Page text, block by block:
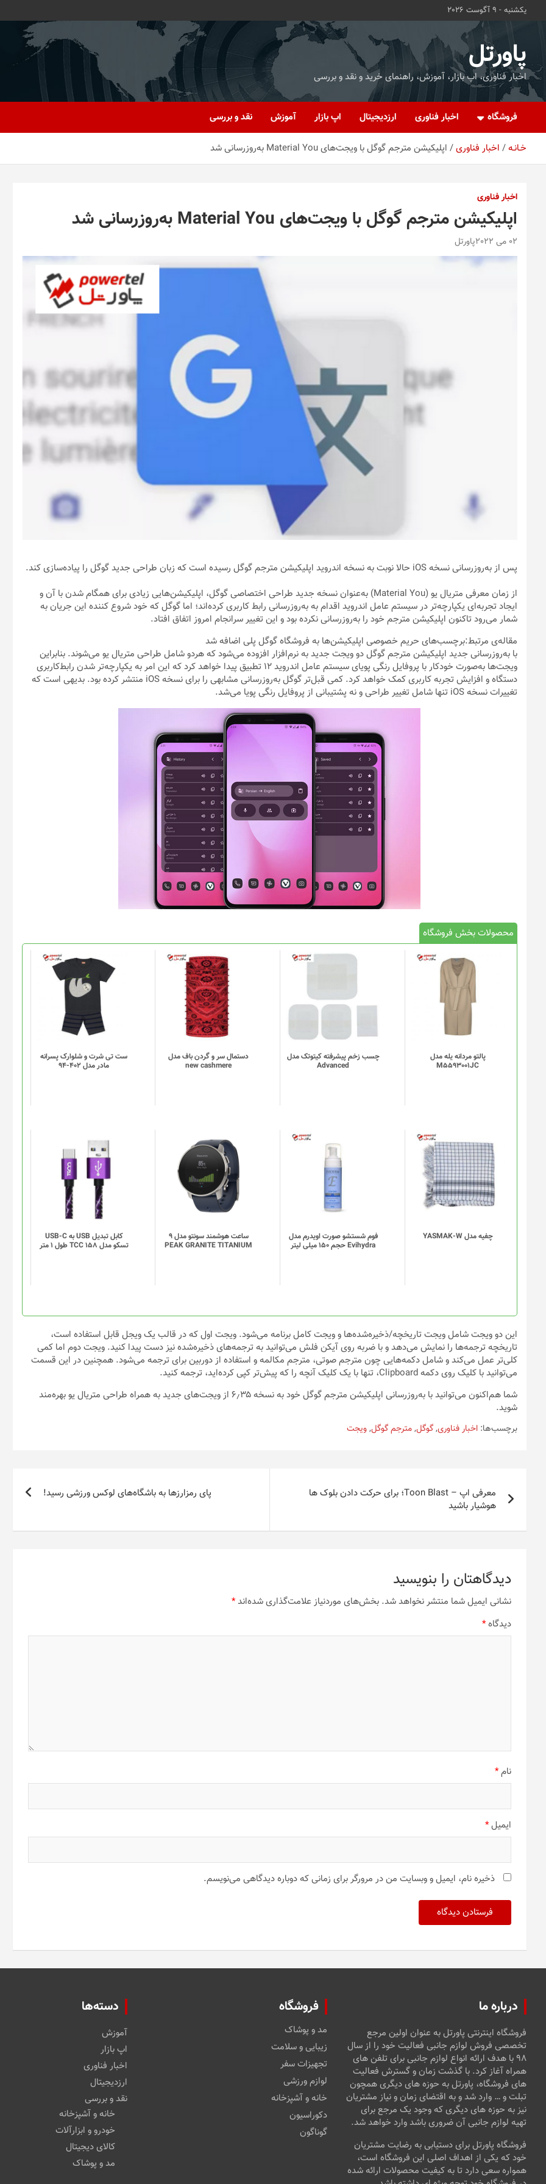
یکشنبه - 9 آگوست 2026
پاورتل
اخبار فناوری، اپ بازار، آموزش، راهنمای خرید و نقد و بررسی
فروشگاه اخبار فناوری ارزدیجیتال اپ بازار آموزش نقد و بررسی
خـانـه اخبار فناوری اپلیکیشن مترجم گوگل با ویجت‌های Material You به‌روزرسانی شد
اخبار فناوری
اپلیکیشن مترجم گوگل با ویجت‌های Material You به‌روزرسانی شد
02 می 2022 پاورتل
پس از به‌روزرسانی نسخه iOS حالا نوبت به نسخه اندروید اپلیکیشن مترجم گوگل رسیده است که زبان طراحی جدید گوگل را پیاده‌سازی کند.
از زمان معرفی متریال یو (Material You) به‌عنوان نسخه جدید طراحی اختصاصی گوگل، اپلیکیشن‌هایی زیادی برای همگام شدن با آن و
ایجاد تجربه‌ای یکپارچه‌تر در سیستم عامل اندروید اقدام به به‌روزرسانی رابط کاربری کرده‌اند؛ اما گوگل که خود شروع کننده این جریان به
شمار می‌رود تاکنون اپلیکیشن مترجم خود را به‌روزرسانی نکرده بود و این تغییر سرانجام امروز اتفاق افتاد.
مقاله‌ی مرتبط:برچسب‌های حریم خصوصی اپلیکیشن‌ها به فروشگاه گوگل پلی اضافه شد
با به‌روزرسانی جدید اپلیکیشن مترجم گوگل دو ویجت جدید به نرم‌افزار افزوده می‌شود که هردو شامل طراحی متریال یو می‌شوند. بنابراین
ویجت‌ها به‌صورت خودکار با پروفایل رنگی پویای سیستم عامل اندروید ۱۲ تطبیق پیدا خواهد کرد که این امر به یکپارچه‌تر شدن رابط‌کاربری
دستگاه و افزایش تجربه کاربری کمک خواهد کرد. کمی قبل‌تر گوگل به‌روزرسانی مشابهی را برای نسخه iOS منتشر کرده بود. بدیهی است که
تغییرات نسخه iOS تنها شامل تغییر طراحی و نه پشتیبانی از پروفایل رنگی پویا می‌شد.
محصولات بخش فروشگاه
پالتو مردانه یله مدل
M5593001JC
چسب زخم پیشرفته کیتوتک مدل
Advanced
دستمال سر و گردن باف مدل
new cashmere
ست تی شرت و شلوارک پسرانه
مادر مدل 402-94
چفیه مدل YASMAK-W
فوم شستشو صورت اویدرم مدل
Evihydra حجم 150 میلی لیتر
ساعت هوشمند سونتو مدل 9
PEAK GRANITE TITANIUM
این
محصول
دارای
انواع
مختلفی
می
گزینه
ها
محصول
شوند
کابل تبدیل USB به USB-C
تسکو مدل TCC 158 طول 1 متر
این دو ویجت شامل ویجت تاریخچه/ذخیره‌شده‌ها و ویجت کامل برنامه می‌شود. ویجت اول که در قالب یک ویجل قابل استفاده است،
تاریخچه ترجمه‌ها را نمایش می‌دهد و با ضربه روی آیکن فلش می‌توانید به ترجمه‌های ذخیره‌شده نیز دست پیدا کنید. ویجت دوم اما کمی
کلی‌تر عمل می‌کند و شامل دکمه‌هایی چون مترجم صوتی، مترجم مکالمه و استفاده از دوربین برای ترجمه می‌شود. همچنین در این قسمت
می‌توانید با کلیک روی دکمه Clipboard، تنها با یک کلیک آنچه را که پیش‌تر کپی کرده‌اید، ترجمه کنید.
شما هم‌اکنون می‌توانید با به‌روزرسانی اپلیکیشن مترجم گوگل خود به نسخه ۶٫۳۵ از ویجت‌های جدید به همراه طراحی متریال یو بهره‌مند
شوید.
برچسب‌ها: اخبار فناوری,گوگل,مترجم گوگل,ویجت
نوشته
معرفی اپ – Toon Blast؛ برای حرکت دادن بلوک ها
هوشیار باشید
پای رمزارزها به باشگاه‌های لوکس ورزشی رسید!
دیدگاهتان را بنویسید
نشانی ایمیل شما منتشر نخواهد شد. بخش‌های موردنیاز علامت‌گذاری شده‌اند*
دیدگاه*
نام*
ایمیل*
ذخیره نام، ایمیل و وبسایت من در مرورگر برای زمانی که دوباره دیدگاهی می‌نویسم.
درباره ما
فروشگاه اینترنتی پاورتل به عنوان اولین مرجع
تخصصی فروش لوازم جانبی فعالیت خود را از سال
۹۸ با هدف ارائه انواع لوازم جانبی برای تلفن های
همراه آغاز کرد. با گذشت زمان و گسترش فعالیت
های فروشگاه، پاورتل به حوزه های دیگری همچون
تبلت و … وارد شد و به اقتضای زمان و نیاز مشتریان
نیز به حوزه های دیگری که وجود یک مرجع برای
تهیه لوازم جانبی آن ضروری باشد وارد خواهد شد.
فروشگاه پاورتل برای دستیابی به رضایت مشتریان
خود که یکی از اهداف اصلی این فروشگاه است،
همواره سعی دارد تا به کیفیت محصولات ارائه شده
فروشگاه
مد و پوشاک
زیبایی و سلامت
تجهیزات سفر
لوازم ورزشی
خانه و آشپزخانه
دکوراسیون
گوناگون
دسته‌ها
آموزش
اپ بازار
اخبار فناوری
ارزدیجیتال
نقد و بررسی
خانه و آشپزخانه
خودرو و ابزارآلات
کالای دیجیتال
مد و پوشاک